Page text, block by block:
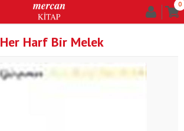
0
Her Harf Bir Melek